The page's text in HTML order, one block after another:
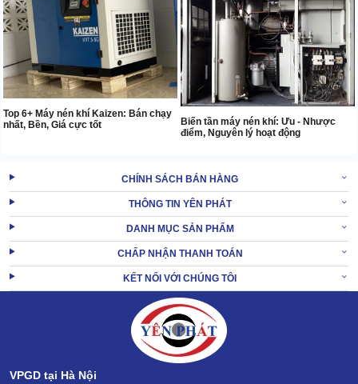
Top 6+ Máy nén khí Kaizen: Bán chạy
nhất, Bền, Giá cực tốt
Biến tần máy nén khí: Ưu - Nhược
điểm, Nguyên lý hoạt động
CHÍNH SÁCH BÁN HÀNG
THÔNG TIN YÊN PHÁT
DANH MỤC SẢN PHẨM
CHẤP NHẬN THANH TOÁN
KẾT NỐI VỚI CHÚNG TÔI
VPGD tại Hà Nội